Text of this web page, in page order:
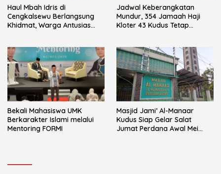
Haul Mbah Idris di
Cengkalsewu Berlangsung
Khidmat, Warga Antusias
Jadwal Keberangkatan
Mundur, 354 Jamaah Haji
Kloter 43 Kudus Tetap
Bekali Mahasiswa UMK
Berkarakter Islami melalui
Mentoring FORMI
Masjid Jami’ Al-Manaar
Kudus Siap Gelar Salat
Jumat Perdana Awal Mei